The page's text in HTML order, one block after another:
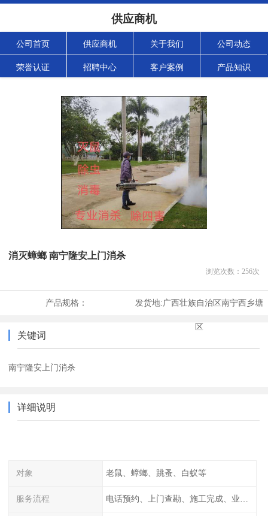
供应商机
公司首页 供应商机 关于我们 公司动态
荣誉认证 招聘中心 客户案例 产品知识
消灭蟑螂 南宁隆安上门消杀
浏览次数： 256次
产品规格： 发货地:广西壮族自治区南宁西乡塘
区
关键词
南宁隆安上门消杀
详细说明
对象 老鼠、蟑螂、跳蚤、白蚁等
服务流程